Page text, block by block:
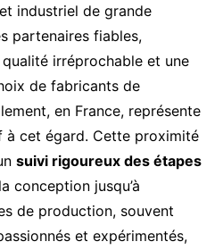
industriel de grande
partenaires fiables,
qualité irréprochable et une
de fabricants de
en France, représente
à cet égard. Cette proximité
suivi rigoureux des étapes
conception jusqu’à
de production, souvent
et expérimentés,